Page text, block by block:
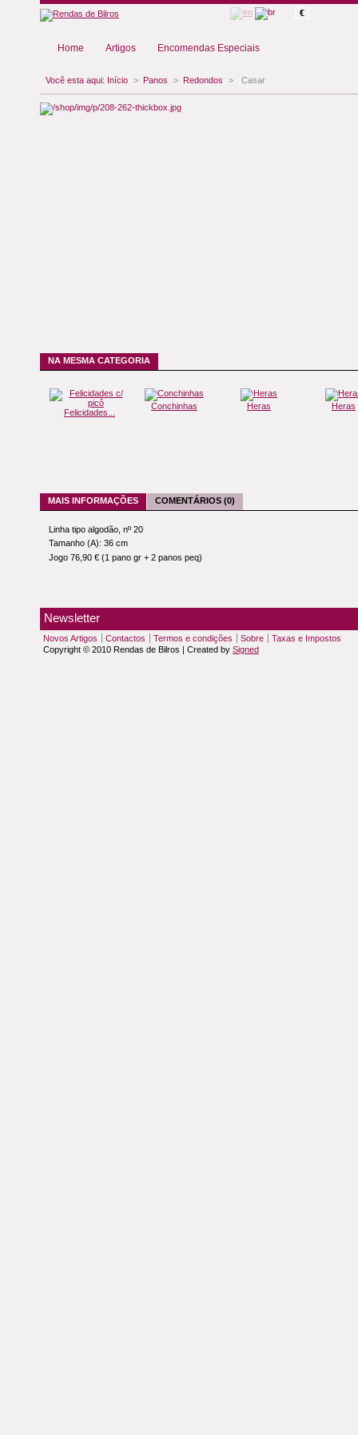
€
Home Artigos Encomendas Especiais
Você esta aqui: Início > Panos > Redondos > Casar
NA MESMA CATEGORIA
Felicidades...
Conchinhas Heras Heras
MAIS INFORMAÇÕES COMENTÁRIOS (0)
Linha tipo algodão, nº 20
Tamanho (A): 36 cm
Jogo 76,90 € (1 pano gr + 2 panos peq)
Newsletter
Novos Artigos Contactos Termos e condições Sobre
Taxas e Impostos
Copyright © 2010 Rendas de Bilros | Created by Signed